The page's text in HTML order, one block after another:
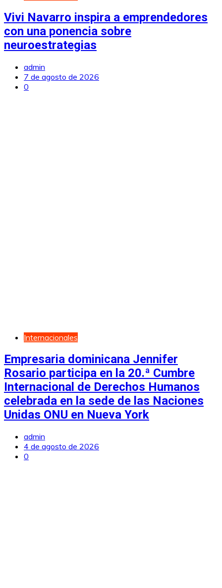
Vivi Navarro inspira a emprendedores
con una ponencia sobre
neuroestrategias
admin
7 de agosto de 2026
0
Internacionales
Empresaria dominicana Jennifer
Rosario participa en la 20.ª Cumbre
Internacional de Derechos Humanos
celebrada en la sede de las Naciones
Unidas ONU en Nueva York
admin
4 de agosto de 2026
0